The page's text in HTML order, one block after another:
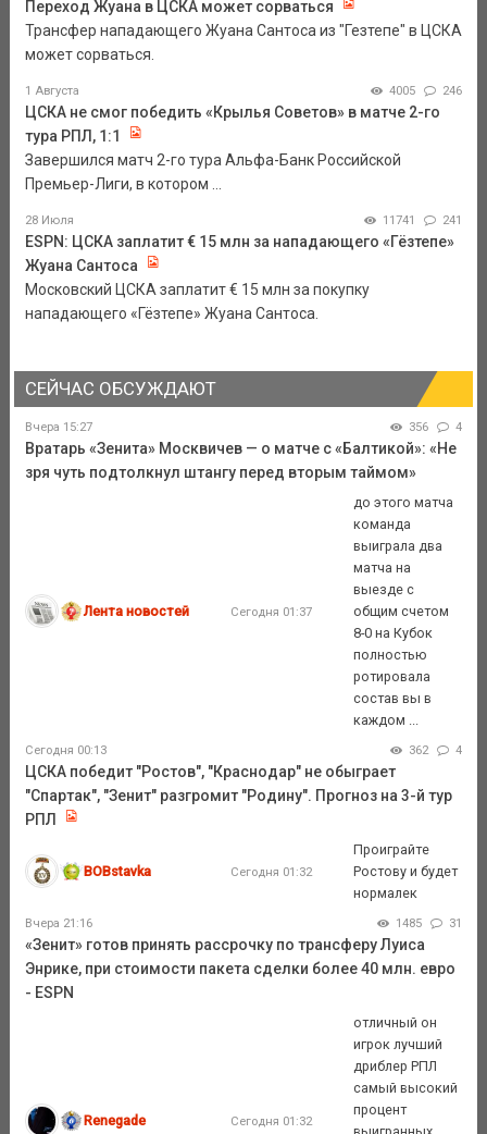
Переход Жуана в ЦСКА может сорваться
Трансфер нападающего Жуана Сантоса из "Гезтепе" в ЦСКА
может сорваться.
1 Августа 4005 246
ЦСКА не смог победить «Крылья Советов» в матче 2-го
тура РПЛ, 1:1
Завершился матч 2-го тура Альфа-Банк Российской
Премьер-Лиги, в котором ...
28 Июля 11741 241
ESPN: ЦСКА заплатит € 15 млн за нападающего «Гёзтепе»
Жуана Сантоса
Московский ЦСКА заплатит € 15 млн за покупку
нападающего «Гёзтепе» Жуана Сантоса.
СЕЙЧАС ОБСУЖДАЮТ
Вчера 15:27 356 4
Вратарь «Зенита» Москвичев — о матче с «Балтикой»: «Не
зря чуть подтолкнул штангу перед вторым таймом»
Лента новостей Сегодня 01:37
до этого матча
команда
выиграла два
матча на
выезде с
общим счетом
8-0 на Кубок
полностью
ротировала
состав вы в
каждом ...
Сегодня 00:13 362 4
ЦСКА победит "Ростов", "Краснодар" не обыграет
"Спартак", "Зенит" разгромит "Родину". Прогноз на 3-й тур
РПЛ
BOBstavka Сегодня 01:32
Проиграйте
Ростову и будет
нормалек
Вчера 21:16 1485 31
«Зенит» готов принять рассрочку по трансферу Луиса
Энрике, при стоимости пакета сделки более 40 млн. евро
- ESPN
Renegade Сегодня 01:32
отличный он
игрок лучший
дриблер РПЛ
самый высокий
процент